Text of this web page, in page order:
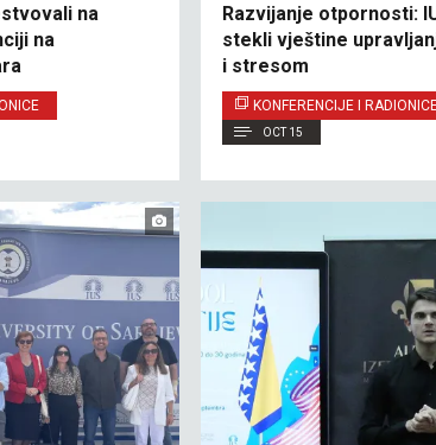
na
na
Razvijanje otpornosti:
stekli vještine
i stresom
KONFERENCIJE I
OCT 15